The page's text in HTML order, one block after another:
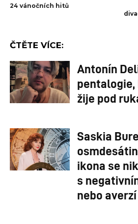
24 vánočních hitů
ČTĚTE VÍCE:
Antonín
žije pod
Saskia
ikona se
s
nebo averzí